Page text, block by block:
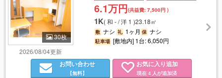
30枚
2026/08/04更新
6.1万円(共益費:7,500円 )
1K(和 - / 洋 1 )23.18㎡
敷 ナシ 礼 1ヶ月保 ナシ
駐車場 [敷地内] 1台: 6,050円
お問い合わせ
【無料】
お気に入り追加
現在 4 人が追加済